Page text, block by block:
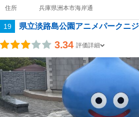
住所 兵庫県洲本市海岸通
19 県立淡路島公園アニメパークニ
3.34 評価詳細